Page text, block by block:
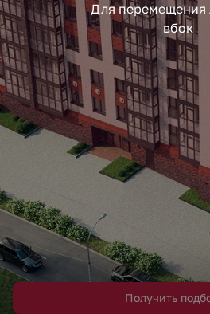
Получить
Для перемещения
вбок